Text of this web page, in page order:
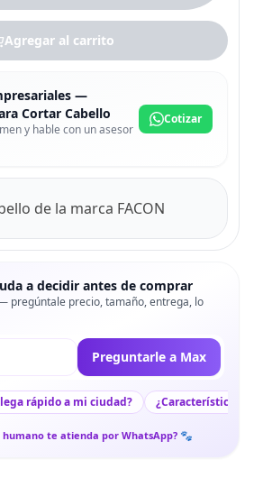
Agregar al carrito
—
Cortar Cabello
y hable con un asesor
Cotizar
de la marca FACON
a decidir antes de comprar
pregúntale precio, tamaño, entrega, lo
Preguntarle a Max
rápido a mi ciudad? ¿Características
humano te atienda por WhatsApp? 🐾